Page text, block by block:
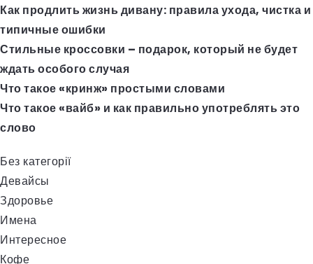
Как продлить жизнь дивану: правила ухода, чистка и
типичные ошибки
Стильные кроссовки – подарок, который не будет
ждать особого случая
Что такое «кринж» простыми словами
Что такое «вайб» и как правильно употреблять это
слово
Без категорії
Девайсы
Здоровье
Имена
Интересное
Кофе